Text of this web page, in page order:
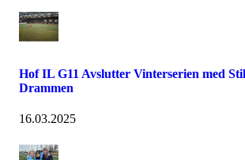
Hof IL G11 Avslutter Vinterserien med
Drammen
16.03.2025